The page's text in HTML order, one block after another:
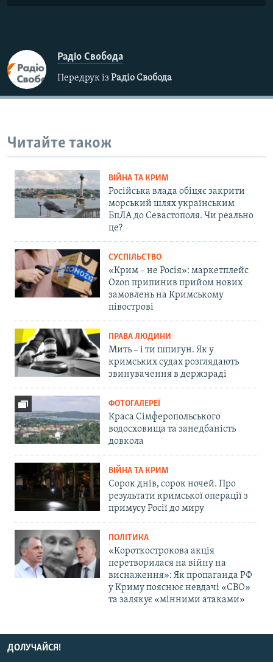
Радіо Свобода
Передрук із Радіо Свобода
Читайте також
ВІЙНА ТА КРИМ
Російська влада обіцяє закрити
морський шлях українським
БпЛА до Севастополя. Чи реально
це?
СУСПІЛЬСТВО
«Крим – не Росія»: маркетплейс
Ozon припинив прийом нових
замовлень на Кримському
півострові
ПРАВА ЛЮДИНИ
Мить – і ти шпигун. Як у
кримських судах розглядають
звинувачення в держзраді
ФОТОГАЛЕРЕЇ
Краса Сімферопольського
водосховища та занедбаність
довкола
ВІЙНА ТА КРИМ
Сорок днів, сорок ночей. Про
результати кримської операції з
примусу Росії до миру
ПОЛІТИКА
«Короткострокова акція
перетворилася на війну на
виснаження»: Як пропаганда РФ
у Криму пояснює невдачі «СВО»
та залякує «мінними атаками»
ДОЛУЧАЙСЯ!